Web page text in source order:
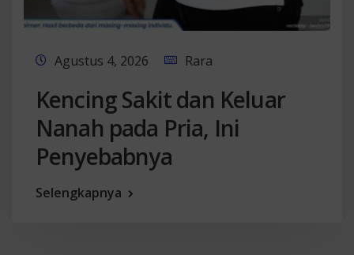
Agustus 4, 2026 Rara
Kencing Sakit dan Keluar
Nanah pada Pria, Ini
Penyebabnya
Selengkapnya